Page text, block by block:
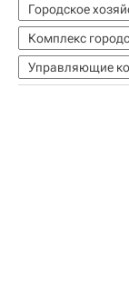
Городское
Комплекс
Управляющие